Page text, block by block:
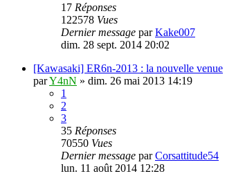
17 Réponses
122578 Vues
Dernier message parKake007
dim. 28 sept. 2014 20:02
[Kawasaki] ER6n-2013 : la nouvelle venue
parY4nN » dim. 26 mai 2013 14:19
1
2
3
35 Réponses
70550 Vues
Dernier message parCorsattitude54
lun. 11 août 2014 12:28